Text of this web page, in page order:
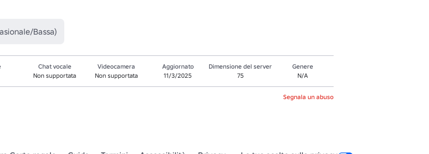
Bassa)
Chat vocale
Non supportata
Videocamera
Non supportata
Aggiornato
11/3/2025
Dimensione del server
75
Genere
N/A
Segnala un abuso